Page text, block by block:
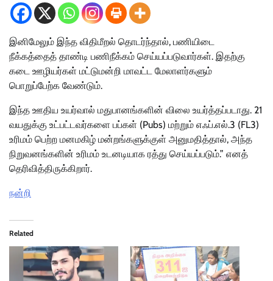
இனிமேலும் இந்த விதிமீறல் தொடர்ந்தால், பணியிடை
நீக்கத்தைத் தாண்டி பணிநீக்கம் செய்யப்படுவார்கள். இதற்கு
கடை ஊழியர்கள் மட்டுமன்றி மாவட்ட மேலாளர்களும்
பொறுப்பேற்க வேண்டும்.
இந்த ஊதிய உயர்வால் மதுபானங்களின் விலை உயர்த்தப்படாது. 21
வயதுக்கு உட்பட்டவர்களை பப்கள் (Pubs) மற்றும் எஃப்.எல்.3 (FL3)
உரிமம் பெற்ற மனமகிழ் மன்றங்களுக்குள் அனுமதித்தால், அந்த
நிறுவனங்களின் உரிமம் உடனடியாக ரத்து செய்யப்படும்.” எனத்
தெரிவித்திருக்கிறார்.
நன்றி
Related